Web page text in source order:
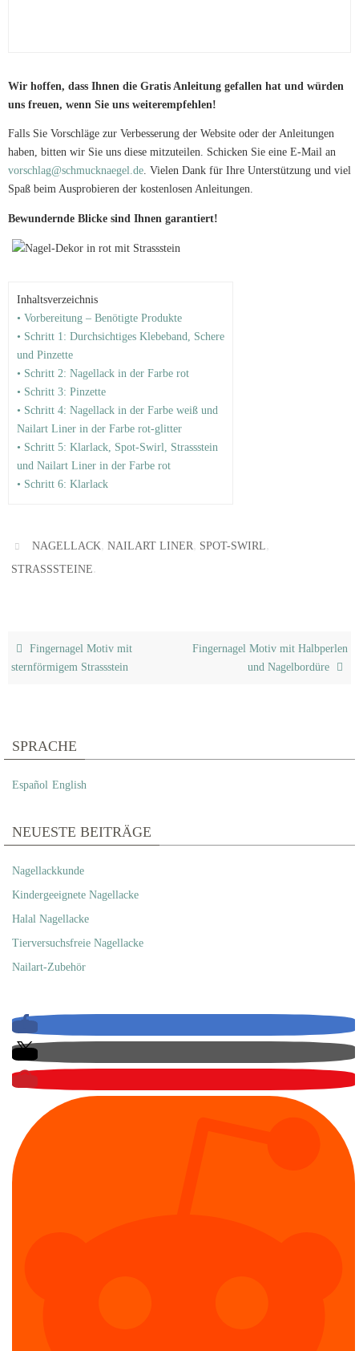
Wir hoffen, dass Ihnen die Gratis Anleitung gefallen hat und würden
uns freuen, wenn Sie uns weiterempfehlen!
Falls Sie Vorschläge zur Verbesserung der Website oder der Anleitungen
haben, bitten wir Sie uns diese mitzuteilen. Schicken Sie eine E-Mail an
vorschlag@schmucknaegel.de. Vielen Dank für Ihre Unterstützung und viel
Spaß beim Ausprobieren der kostenlosen Anleitungen.
Bewundernde Blicke sind Ihnen garantiert!
Inhaltsverzeichnis
• Vorbereitung – Benötigte Produkte
• Schritt 1: Durchsichtiges Klebeband, Schere
und Pinzette
• Schritt 2: Nagellack in der Farbe rot
• Schritt 3: Pinzette
• Schritt 4: Nagellack in der Farbe weiß und
Nailart Liner in der Farbe rot-glitter
• Schritt 5: Klarlack, Spot-Swirl, Strassstein
und Nailart Liner in der Farbe rot
• Schritt 6: Klarlack
NAGELLACK,NAILART LINER, SPOT-SWIRL,
STRASSSTEINE
Fingernagel Motiv mit
sternförmigem Strassstein
Fingernagel Motiv mit Halbperlen
und Nagelbordüre
SPRACHE
Español English
NEUESTE BEITRÄGE
Nagellackkunde
Kindergeeignete Nagellacke
Halal Nagellacke
Tierversuchsfreie Nagellacke
Nailart-Zubehör